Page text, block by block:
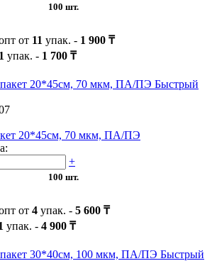
100 шт.
от 11 упак. - 1 900 ₸
упак. - 1 700 ₸
Быстрый
20*45см, 70 мкм, ПА/ПЭ
+
100 шт.
от 4 упак. - 5 600 ₸
упак. - 4 900 ₸
Быстрый